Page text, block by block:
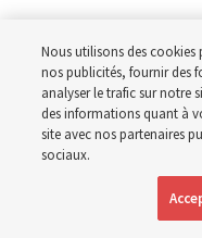
Nous utilisons des
nos publicités, fournir des
analyser le trafic sur notre
des informations quant à
site avec nos partenaires
sociaux.